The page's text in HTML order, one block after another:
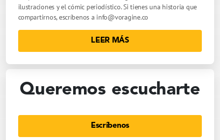
ilustraciones y el cómic periodístico. Si tienes una historia que
compartirnos, escríbenos a info@voragine.co
LEER MÁS
Queremos escucharte
Escríbenos